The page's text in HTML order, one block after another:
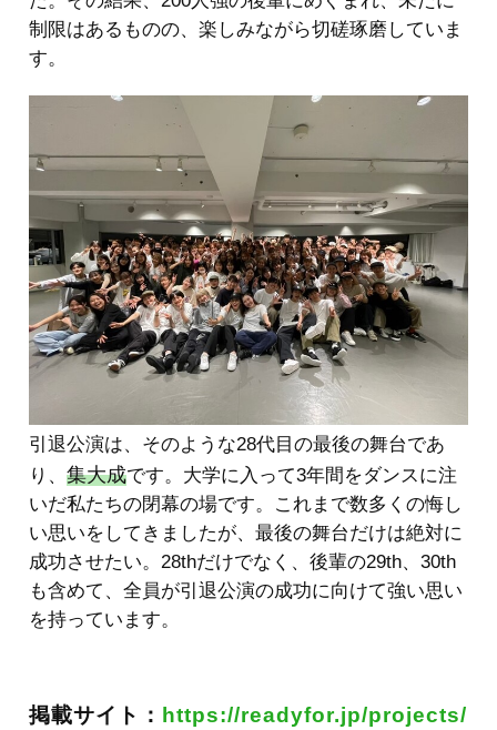
制限はあるものの、楽しみながら切磋琢磨していま
す。
引退公演は、そのような28代目の最後の舞台であ
り、 集大成です。大学に入って3年間をダンスに注
いだ私たちの閉幕の場です。これまで数多くの悔し
い思いをしてきましたが、最後の舞台だけは絶対に
成功させたい。28thだけでなく、後輩の29th、30th
も含めて、全員が引退公演の成功に向けて強い思い
を持っています。
掲載サイト： https://readyfor.jp/projects/